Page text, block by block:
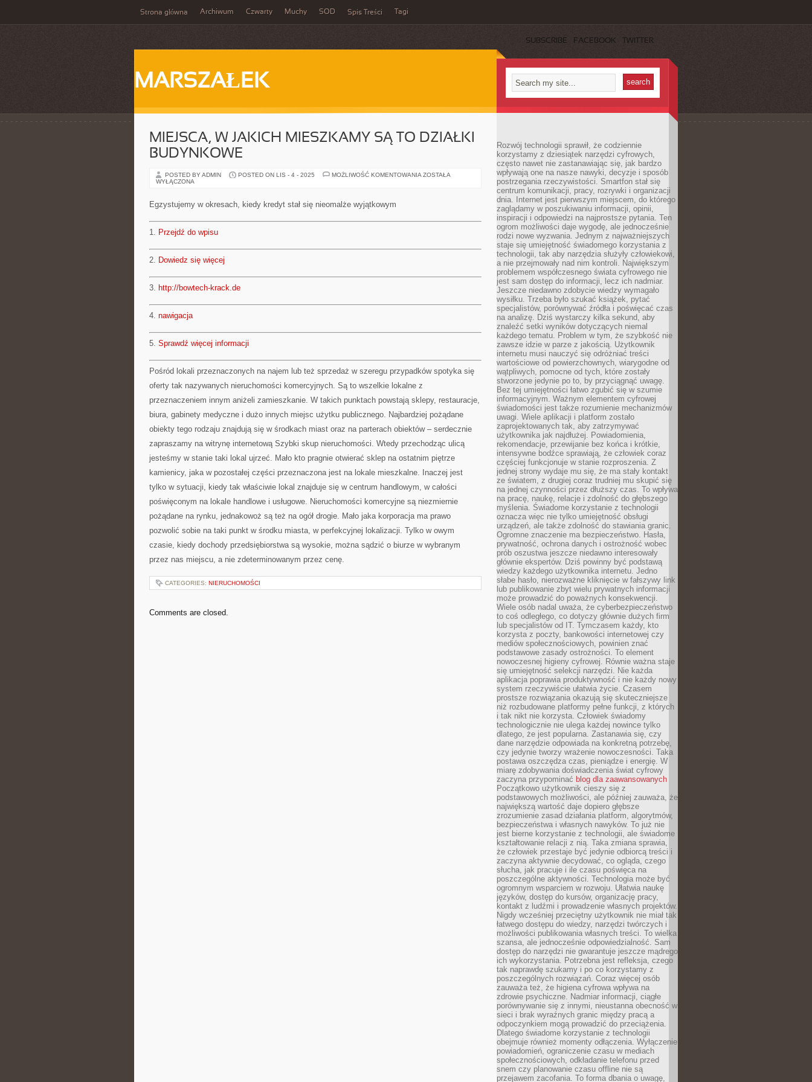
Strona główna Archiwum Czwarty Muchy SOD Spis Treści Tagi
SUBSCRIBE FACEBOOK TWITTER
MARSZAŁEK
MIEJSCA, W JAKICH MIESZKAMY SĄ TO DZIAŁKI
BUDYNKOWE
POSTED BY ADMIN POSTED ON LIS - 4 - 2025 MOŻLIWOŚĆ KOMENTOWANIA MIEJSCA,
BUDYNKOWE
ZOSTAŁA
WYŁĄCZONA
Egzystujemy w okresach, kiedy kredyt stał się nieomalże wyjątkowym
1. Przejdź do wpisu
2. Dowiedz się więcej
3. http://bowtech-krack.de
4. nawigacja
5. Sprawdź więcej informacji
Pośród lokali przeznaczonych na najem lub też sprzedaż w szeregu przypadków spotyka się
oferty tak nazywanych nieruchomości komercyjnych. Są to wszelkie lokalne z
przeznaczeniem innym aniżeli zamieszkanie. W takich punktach powstają sklepy, restauracje,
biura, gabinety medyczne i dużo innych miejsc użytku publicznego. Najbardziej pożądane
obiekty tego rodzaju znajdują się w środkach miast oraz na parterach obiektów – serdecznie
zapraszamy na witrynę internetową Szybki skup nieruchomości. Wtedy przechodząc ulicą
jesteśmy w stanie taki lokal ujrzeć. Mało kto pragnie otwierać sklep na ostatnim piętrze
kamienicy, jaka w pozostałej części przeznaczona jest na lokale mieszkalne. Inaczej jest
tylko w sytuacji, kiedy tak właściwie lokal znajduje się w centrum handlowym, w całości
poświęconym na lokale handlowe i usługowe. Nieruchomości komercyjne są niezmiernie
pożądane na rynku, jednakowoż są też na ogół drogie. Mało jaka korporacja ma prawo
pozwolić sobie na taki punkt w środku miasta, w perfekcyjnej lokalizacji. Tylko w owym
czasie, kiedy dochody przedsiębiorstwa są wysokie, można sądzić o biurze w wybranym
przez nas miejscu, a nie zdeterminowanym przez cenę.
CATEGORIES: NIERUCHOMOŚCI
Comments are closed.
Rozwój technologii sprawił, że codziennie
korzystamy z dziesiątek narzędzi cyfrowych,
często nawet nie zastanawiając się, jak bardzo
wpływają one na nasze nawyki, decyzje i sposób
postrzegania rzeczywistości. Smartfon stał się
centrum komunikacji, pracy, rozrywki i organizacji
dnia. Internet jest pierwszym miejscem, do którego
zaglądamy w poszukiwaniu informacji, opinii,
inspiracji i odpowiedzi na najprostsze pytania. Ten
ogrom możliwości daje wygodę, ale jednocześnie
rodzi nowe wyzwania. Jednym z najważniejszych
staje się umiejętność świadomego korzystania z
technologii, tak aby narzędzia służyły człowiekowi,
a nie przejmowały nad nim kontroli. Największym
problemem współczesnego świata cyfrowego nie
jest sam dostęp do informacji, lecz ich nadmiar.
Jeszcze niedawno zdobycie wiedzy wymagało
wysiłku. Trzeba było szukać książek, pytać
specjalistów, porównywać źródła i poświęcać czas
na analizę. Dziś wystarczy kilka sekund, aby
znaleźć setki wyników dotyczących niemal
każdego tematu. Problem w tym, że szybkość nie
zawsze idzie w parze z jakością. Użytkownik
internetu musi nauczyć się odróżniać treści
wartościowe od powierzchownych, wiarygodne od
wątpliwych, pomocne od tych, które zostały
stworzone jedynie po to, by przyciągnąć uwagę.
Bez tej umiejętności łatwo zgubić się w szumie
informacyjnym. Ważnym elementem cyfrowej
świadomości jest także rozumienie mechanizmów
uwagi. Wiele aplikacji i platform zostało
zaprojektowanych tak, aby zatrzymywać
użytkownika jak najdłużej. Powiadomienia,
rekomendacje, przewijanie bez końca i krótkie,
intensywne bodźce sprawiają, że człowiek coraz
częściej funkcjonuje w stanie rozproszenia. Z
jednej strony wydaje mu się, że ma stały kontakt
ze światem, z drugiej coraz trudniej mu skupić się
na jednej czynności przez dłuższy czas. To wpływa
na pracę, naukę, relacje i zdolność do głębszego
myślenia. Świadome korzystanie z technologii
oznacza więc nie tylko umiejętność obsługi
urządzeń, ale także zdolność do stawiania granic.
Ogromne znaczenie ma bezpieczeństwo. Hasła,
prywatność, ochrona danych i ostrożność wobec
prób oszustwa jeszcze niedawno interesowały
głównie ekspertów. Dziś powinny być podstawą
wiedzy każdego użytkownika internetu. Jedno
słabe hasło, nierozważne kliknięcie w fałszywy link
lub publikowanie zbyt wielu prywatnych informacji
może prowadzić do poważnych konsekwencji.
Wiele osób nadal uważa, że cyberbezpieczeństwo
to coś odległego, co dotyczy głównie dużych firm
lub specjalistów od IT. Tymczasem każdy, kto
korzysta z poczty, bankowości internetowej czy
mediów społecznościowych, powinien znać
podstawowe zasady ostrożności. To element
nowoczesnej higieny cyfrowej. Równie ważna staje
się umiejętność selekcji narzędzi. Nie każda
aplikacja poprawia produktywność i nie każdy nowy
system rzeczywiście ułatwia życie. Czasem
prostsze rozwiązania okazują się skuteczniejsze
niż rozbudowane platformy pełne funkcji, z których
i tak nikt nie korzysta. Człowiek świadomy
technologicznie nie ulega każdej nowince tylko
dlatego, że jest popularna. Zastanawia się, czy
dane narzędzie odpowiada na konkretną potrzebę,
czy jedynie tworzy wrażenie nowoczesności. Taka
postawa oszczędza czas, pieniądze i energię. W
miarę zdobywania doświadczenia świat cyfrowy
zaczyna przypominać blog dla zaawansowanych
Początkowo użytkownik cieszy się z
podstawowych możliwości, ale później zauważa, że
największą wartość daje dopiero głębsze
zrozumienie zasad działania platform, algorytmów,
bezpieczeństwa i własnych nawyków. To już nie
jest bierne korzystanie z technologii, ale świadome
kształtowanie relacji z nią. Taka zmiana sprawia,
że człowiek przestaje być jedynie odbiorcą treści i
zaczyna aktywnie decydować, co ogląda, czego
słucha, jak pracuje i ile czasu poświęca na
poszczególne aktywności. Technologia może być
ogromnym wsparciem w rozwoju. Ułatwia naukę
języków, dostęp do kursów, organizację pracy,
kontakt z ludźmi i prowadzenie własnych projektów.
Nigdy wcześniej przeciętny użytkownik nie miał tak
łatwego dostępu do wiedzy, narzędzi twórczych i
możliwości publikowania własnych treści. To wielka
szansa, ale jednocześnie odpowiedzialność. Sam
dostęp do narzędzi nie gwarantuje jeszcze mądrego
ich wykorzystania. Potrzebna jest refleksja, czego
tak naprawdę szukamy i po co korzystamy z
poszczególnych rozwiązań. Coraz więcej osób
zauważa też, że higiena cyfrowa wpływa na
zdrowie psychiczne. Nadmiar informacji, ciągłe
porównywanie się z innymi, nieustanna obecność w
sieci i brak wyraźnych granic między pracą a
odpoczynkiem mogą prowadzić do przeciążenia.
Dlatego świadome korzystanie z technologii
obejmuje również momenty odłączenia. Wyłączenie
powiadomień, ograniczenie czasu w mediach
społecznościowych, odkładanie telefonu przed
snem czy planowanie czasu offline nie są
przejawem zacofania. To forma dbania o uwagę,